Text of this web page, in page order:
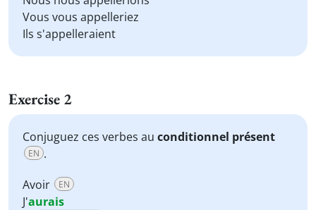
Vous vous appelleriez
Ils s'appelleraient
Exercise 2
Conjuguez ces verbes au conditionnel présent
EN .
Avoir
EN
J'aurais